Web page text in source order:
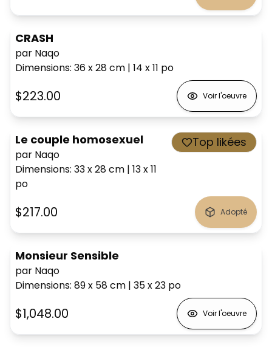
CRASH
par Naqo
Dimensions: 36 x 28cm | 14 x 11 po
$223.00 Voir l'oeuvre
Le couple homosexuel
par Naqo
Dimensions: 33 x 28cm | 13 x 11
po
Top likées
$217.00 Adopté
Monsieur Sensible
par Naqo
Dimensions: 89 x 58cm | 35 x 23 po
$1,048.00 Voir l'oeuvre